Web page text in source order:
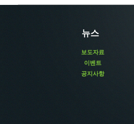
뉴스
보도자료
이벤트
공지사항